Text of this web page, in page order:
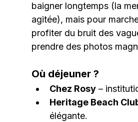
baigner longtemps (la
agitée), mais pour
profiter du bruit des
prendre des photos
Où déjeuner ?
Chez Rosy –
Heritage Beach
élégante.